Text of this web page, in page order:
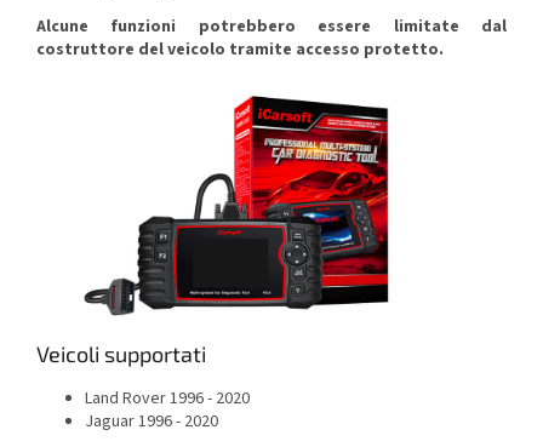
Alcune funzioni potrebbero essere limitate dal
costruttore del veicolo tramite accesso protetto.
Veicoli supportati
Land Rover 1996 - 2020
Jaguar 1996 - 2020